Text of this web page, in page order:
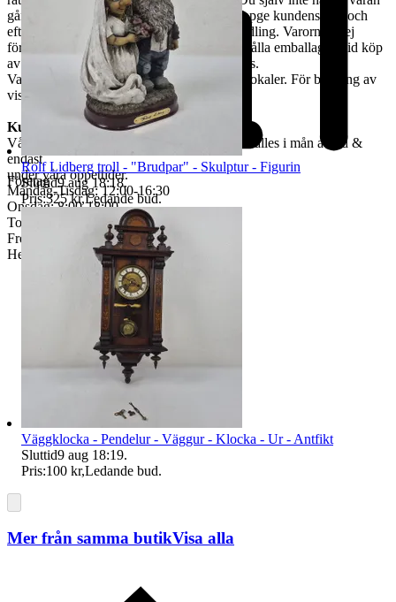
går det skicka ett ombud. Ombudet skall uppge kundens för- och
efternamn, varubeskrivning & egen ID-handling. Varorna är ej
förpackade & kunden måste själv tillhandahålla emballage. Vid köp
av skrymmande gods, måste bärhjälp medtas.
Varorna finns att titta på vid begäran i våra lokaler. För bokning av
visning kontakta oss, se nedan.
Kundservice & Öppettider
Vår kundservice bedrivs via e-post. Svar erhålles i mån av tid &
endast
under våra öppettider.
Måndag-Tisdag: 12:00-16:30
Onsdag: 8:00-18:00
Torsdag: 12:00-16:30
Fredag: 10:00-15:00
Helgdagar & röda dagar STÄNGT
Företag
Rolf Lidberg troll - "Brudpar" - Skulptur - Figurin
Sluttid9 aug 18:18.
Pris:325 kr,Ledande bud.
Väggklocka - Pendelur - Väggur - Klocka - Ur - Antfikt
Sluttid9 aug 18:19.
Pris:100 kr,Ledande bud.
Mer från samma butikVisa alla